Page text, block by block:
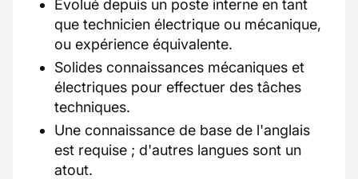
Évolué depuis un poste interne en tant
que technicien électrique ou mécanique,
ou expérience équivalente.
Solides connaissances mécaniques et
électriques pour effectuer des tâches
techniques.
Une connaissance de base de l'anglais
est requise ; d'autres langues sont un
atout.